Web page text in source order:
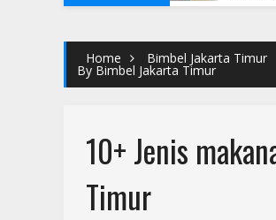
Home Bimbel Jakarta Timur
By Bimbel Jakarta Timur
10+ Jenis
Timur